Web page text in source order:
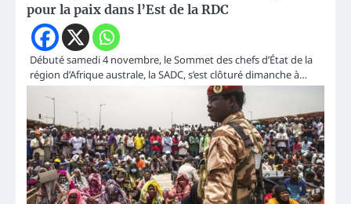
pour la paix dans l’Est de la RDC
Débuté samedi 4 novembre, le Sommet des chefs d’État de la
région d’Afrique australe, la SADC, s’est clôturé dimanche à…